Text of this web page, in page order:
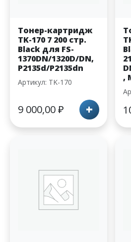
Тонер-картридж
TK-170 7 200 стр.
Black для FS-
1370DN/1320D/DN,
P2135d/P2135dn
Артикул: TK-170
9 000,00₽ +
,